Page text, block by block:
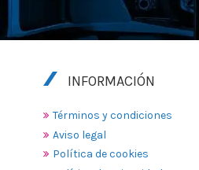
INFORMACIÓN
Términos y condiciones
Aviso legal
Política de cookies